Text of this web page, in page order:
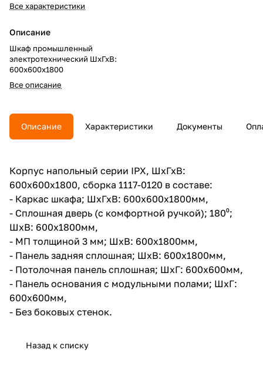
Все характеристики
Описание
Шкаф промышленный
электротехнический ШхГхВ:
600х600х1800
Все описание
Описание Характеристики Документы
Корпус напольный серии IPX, ШхГхВ:
600х600х1800, сборка 1117-0120 в составе:
- Каркас шкафа; ШхГхВ: 600x600х1800мм,
- Сплошная дверь (с комфортной ручкой); 180⁰;
ШхВ: 600х1800мм,
- МП толщиной 3 мм; ШхВ: 600х1800мм,
- Панель задняя сплошная; ШхВ: 600х1800мм,
- Потолочная панель сплошная; ШхГ: 600х600мм,
- Панель основания с модульными полами; ШхГ:
600х600мм,
- Без боковых стенок.
Назад к списку